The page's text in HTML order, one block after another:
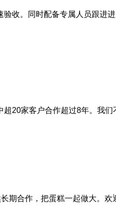
收。同时配备专属人员跟进进
20家客户合作超过8年。我们
期合作，把蛋糕一起做大。欢